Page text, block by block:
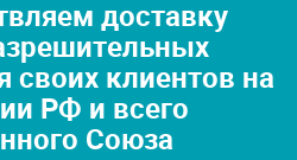
доставку
своих клиентов на
РФ и всего
Союза